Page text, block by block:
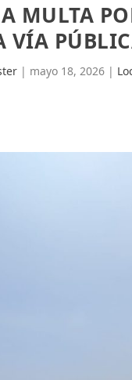
MULTA
VÍA
| mayo 18, 2026|